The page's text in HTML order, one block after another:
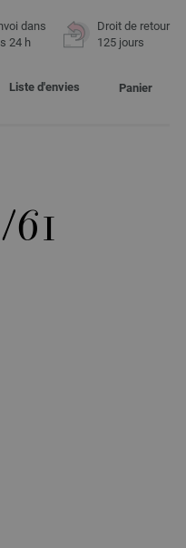
dans
24 h
Droit de retour
125 jours
Liste d'envies Panier
61